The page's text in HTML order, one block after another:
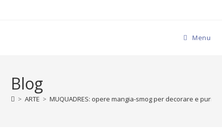
Menu
Blog
> ARTE > MUQUADRES: opere mangia-smog per decorare e